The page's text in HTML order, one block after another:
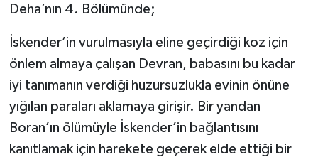
Deha’nın 4. Bölümünde;
İskender’in vurulmasıyla eline geçirdiği koz için
önlem almaya çalışan Devran, babasını bu kadar
iyi tanımanın verdiği huzursuzlukla evinin önüne
yığılan paraları aklamaya girişir. Bir yandan
Boran’ın ölümüyle İskender’in bağlantısını
kanıtlamak için harekete geçerek elde ettiği bir